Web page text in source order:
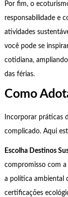
Por fim, o
responsabilidade e
atividades
você pode se
cotidiana,
das férias.
Como
Incorporar práticas
complicado. Aqui
Escolha Destinos
compromisso com a
a política ambiental
certificações